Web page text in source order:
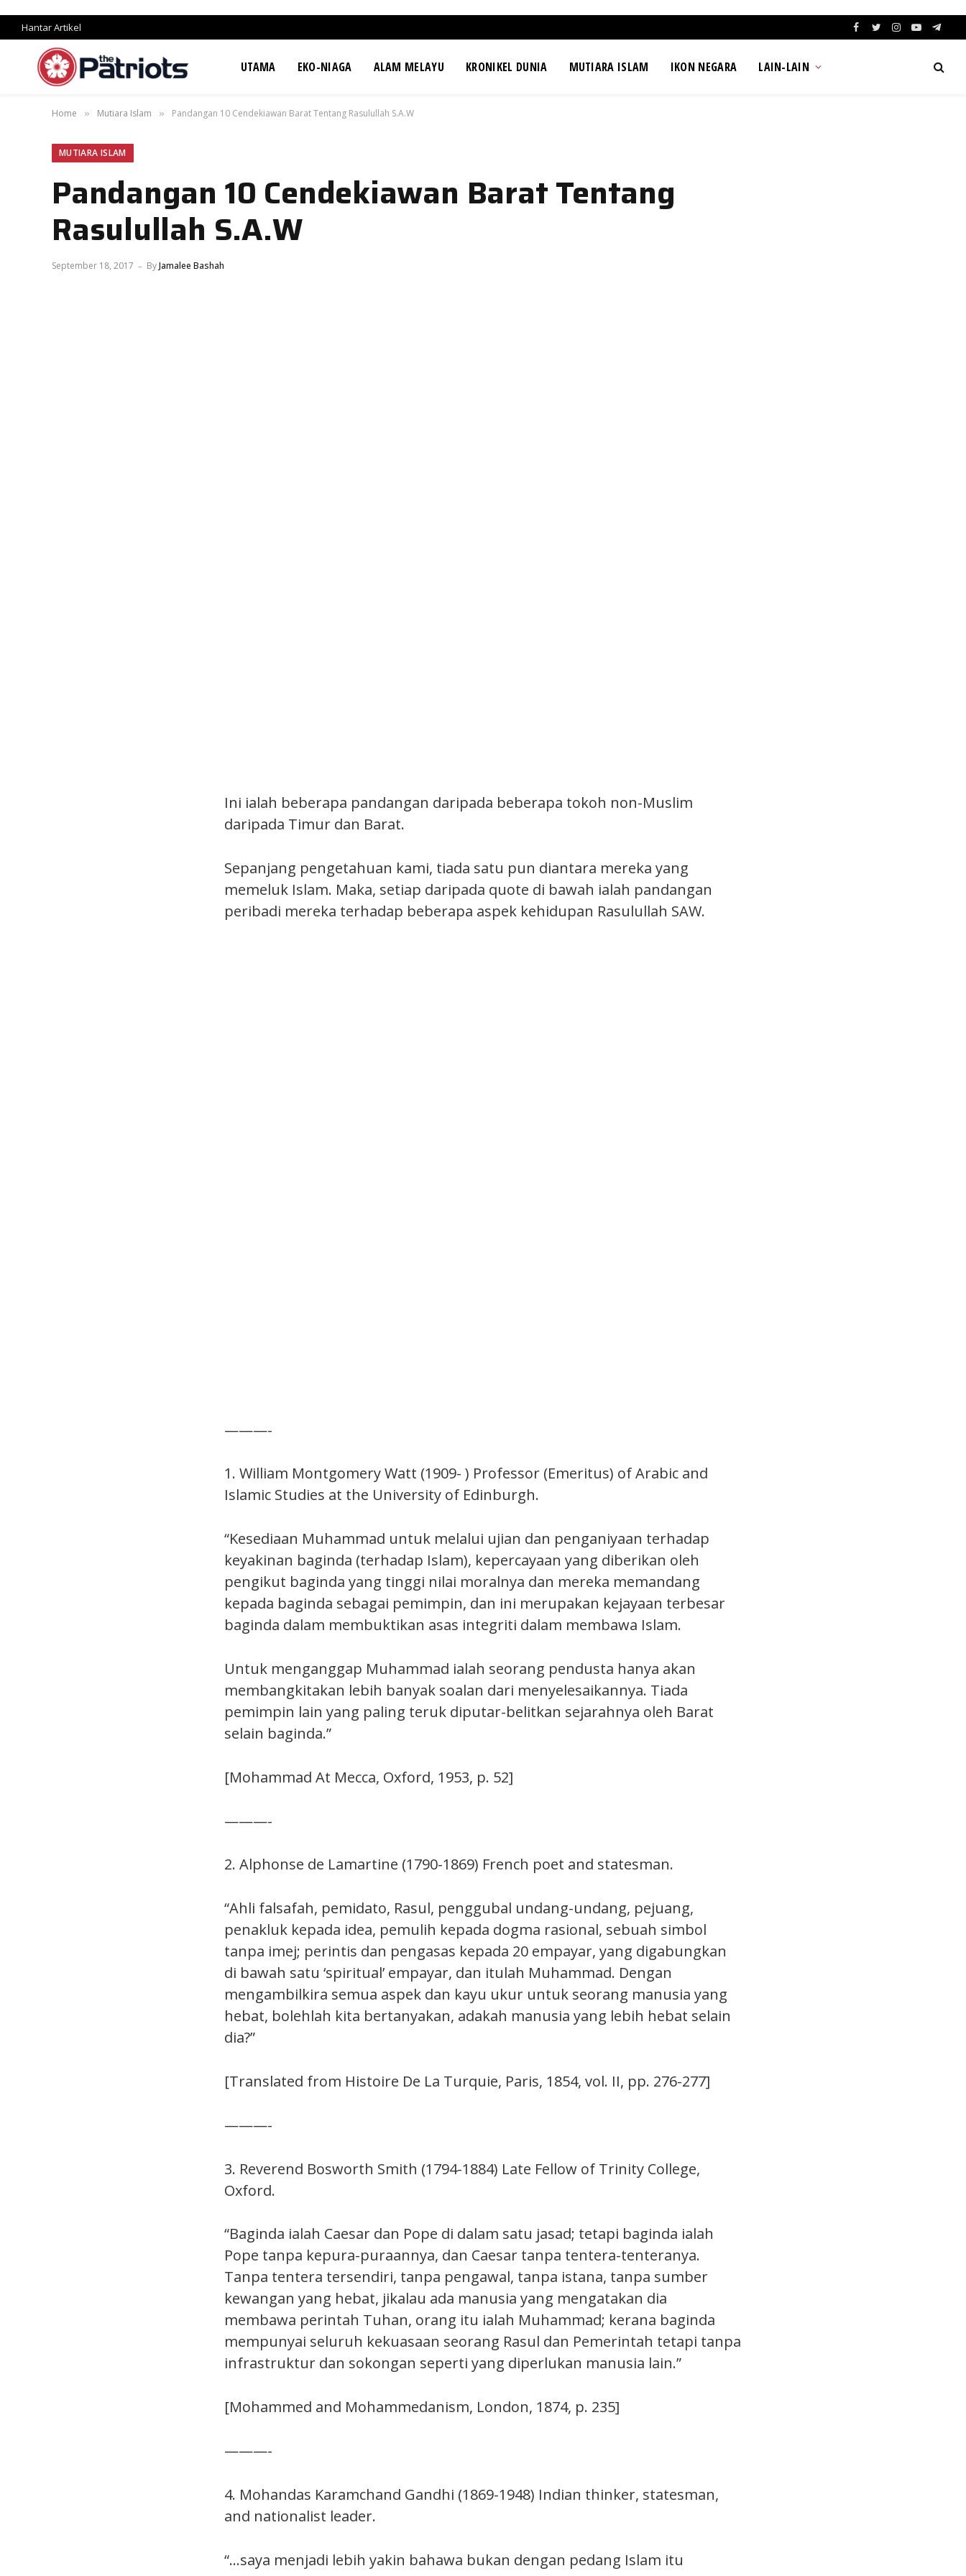
Hantar Artikel Facebook
TwitterInstagram
YouTube
UTAMA EKO-NIAGA ALAM MELAYU KRONIKEL DUNIA MUTIARA ISLAM IKON NEGARA LAIN-LAIN
Home » Mutiara Islam » Pandangan 10 Cendekiawan Barat Tentang Rasulullah S.A.W
MUTIARA ISLAM
Pandangan 10 Cendekiawan Barat Tentang
Rasulullah S.A.W
September 18, 2017 ByJamalee Bashah
Ini ialah beberapa pandangan daripada beberapa tokoh non-Muslim
daripada Timur dan Barat.
Sepanjang pengetahuan kami, tiada satu pun diantara mereka yang
memeluk Islam. Maka, setiap daripada quote di bawah ialah pandangan
peribadi mereka terhadap beberapa aspek kehidupan Rasulullah SAW.
———-
1. William Montgomery Watt (1909- ) Professor (Emeritus) of Arabic and
Islamic Studies at the University of Edinburgh.
“Kesediaan Muhammad untuk melalui ujian dan penganiyaan terhadap
keyakinan baginda (terhadap Islam), kepercayaan yang diberikan oleh
pengikut baginda yang tinggi nilai moralnya dan mereka memandang
kepada baginda sebagai pemimpin, dan ini merupakan kejayaan terbesar
baginda dalam membuktikan asas integriti dalam membawa Islam.
Untuk menganggap Muhammad ialah seorang pendusta hanya akan
membangkitakan lebih banyak soalan dari menyelesaikannya. Tiada
pemimpin lain yang paling teruk diputar-belitkan sejarahnya oleh Barat
selain baginda.”
[Mohammad At Mecca, Oxford, 1953, p. 52]
———-
2. Alphonse de Lamartine (1790-1869) French poet and statesman.
“Ahli falsafah, pemidato, Rasul, penggubal undang-undang, pejuang,
penakluk kepada idea, pemulih kepada dogma rasional, sebuah simbol
tanpa imej; perintis dan pengasas kepada 20 empayar, yang digabungkan
di bawah satu ‘spiritual’ empayar, dan itulah Muhammad. Dengan
mengambilkira semua aspek dan kayu ukur untuk seorang manusia yang
hebat, bolehlah kita bertanyakan, adakah manusia yang lebih hebat selain
dia?”
[Translated from Histoire De La Turquie, Paris, 1854, vol. II, pp. 276-277]
———-
3. Reverend Bosworth Smith (1794-1884) Late Fellow of Trinity College,
Oxford.
“Baginda ialah Caesar dan Pope di dalam satu jasad; tetapi baginda ialah
Pope tanpa kepura-puraannya, dan Caesar tanpa tentera-tenteranya.
Tanpa tentera tersendiri, tanpa pengawal, tanpa istana, tanpa sumber
kewangan yang hebat, jikalau ada manusia yang mengatakan dia
membawa perintah Tuhan, orang itu ialah Muhammad; kerana baginda
mempunyai seluruh kekuasaan seorang Rasul dan Pemerintah tetapi tanpa
infrastruktur dan sokongan seperti yang diperlukan manusia lain.”
[Mohammed and Mohammedanism, London, 1874, p. 235]
———-
4. Mohandas Karamchand Gandhi (1869-1948) Indian thinker, statesman,
and nationalist leader.
“…saya menjadi lebih yakin bahawa bukan dengan pedang Islam itu